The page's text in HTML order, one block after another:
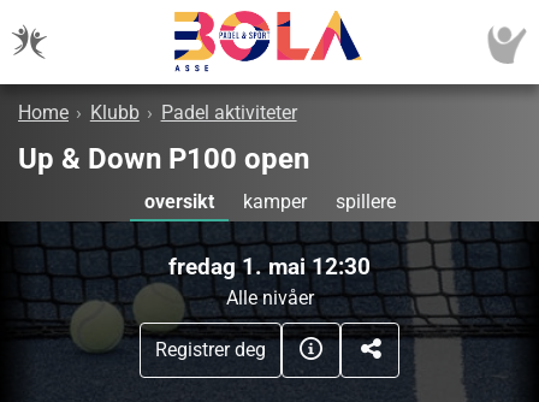
Home › Klubb › Padel aktiviteter
Up & Down P100 open
oversikt kamper spillere
fredag 1. mai 12:30
Alle nivåer
Registrer deg